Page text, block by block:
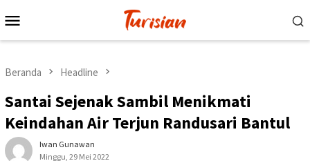
ke
Mobile
Beranda Headline
Santai Sejenak Sambil Menikmati
Keindahan Air Terjun Randusari Bantul
Iwan Gunawan
Minggu, 29 Mei 2022